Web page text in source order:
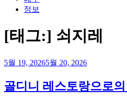
정보
[태그:] 쇠지레
5월 19, 20265월 20, 2026
골디니 레스토랑으로의